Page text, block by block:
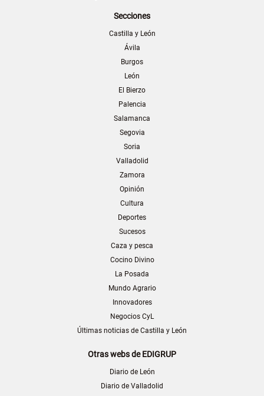
Secciones
Castilla y León
Ávila
Burgos
León
El Bierzo
Palencia
Salamanca
Segovia
Soria
Valladolid
Zamora
Opinión
Cultura
Deportes
Sucesos
Caza y pesca
Cocino Divino
La Posada
Mundo Agrario
Innovadores
Negocios CyL
Últimas noticias de Castilla y León
Otras webs de EDIGRUP
Diario de León
Diario de Valladolid